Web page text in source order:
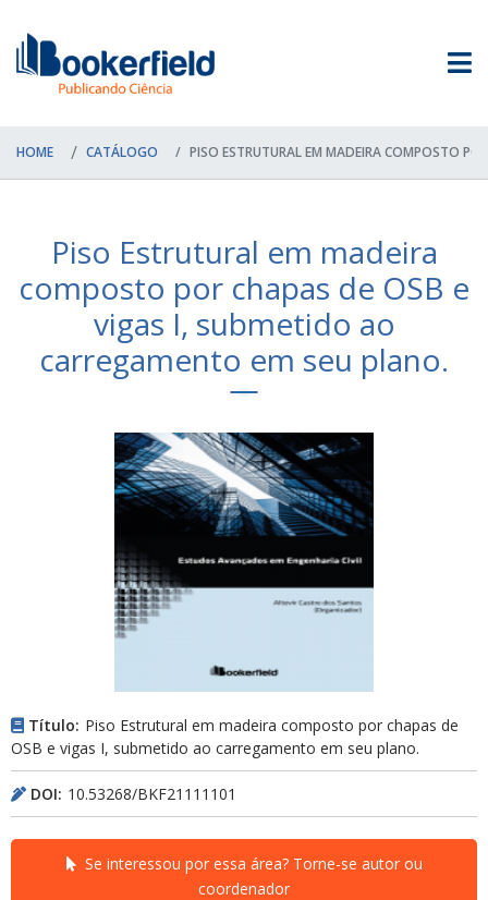
HOME CATÁLOGO PISO ESTRUTURAL EM MADEIRA COMPOSTO
Piso Estrutural em madeira
composto por chapas de OSB e
vigas I, submetido ao
carregamento em seu plano.
Título: Piso Estrutural em madeira composto por chapas de
OSB e vigas I, submetido ao carregamento em seu plano.
DOI: 10.53268/BKF21111101
Se interessou por essa área? Torne-se autor ou
coordenador